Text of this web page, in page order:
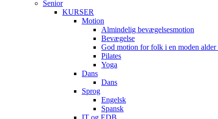
Senior
KURSER
Motion
Almindelig bevægelsesmotion
Bevægelse
God motion for folk i en moden
Pilates
Yoga
Dans
Dans
Sprog
Engelsk
Spansk
IT og EDB